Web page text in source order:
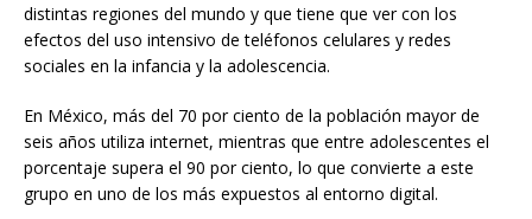
distintas regiones del mundo y que tiene que ver con los
efectos del uso intensivo de teléfonos celulares y redes
sociales en la infancia y la adolescencia.
En México, más del 70 por ciento de la población mayor de
seis años utiliza internet, mientras que entre adolescentes el
porcentaje supera el 90 por ciento, lo que convierte a este
grupo en uno de los más expuestos al entorno digital.